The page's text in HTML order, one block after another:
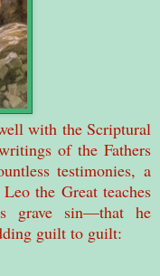
with the Scriptural
of the Fathers
testimonies, a
the Great teaches
grave sin—that he
guilt to guilt: